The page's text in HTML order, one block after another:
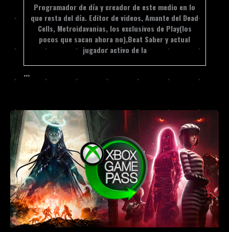
Programador de día y creador de este medio en lo
que resta del día. Editor de videos, Amante del Dead
Cells, Metroidavanias, los exclusivos de Play(los
pocos que sacan ahora no),Beat Saber y actual
jugador activo de la
…